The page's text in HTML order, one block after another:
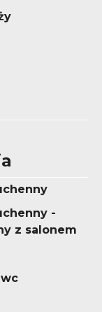
-
z salonem